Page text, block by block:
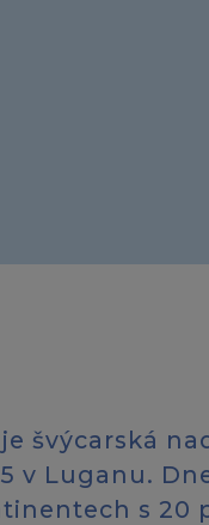
švýcarská
v Luganu.
s 20